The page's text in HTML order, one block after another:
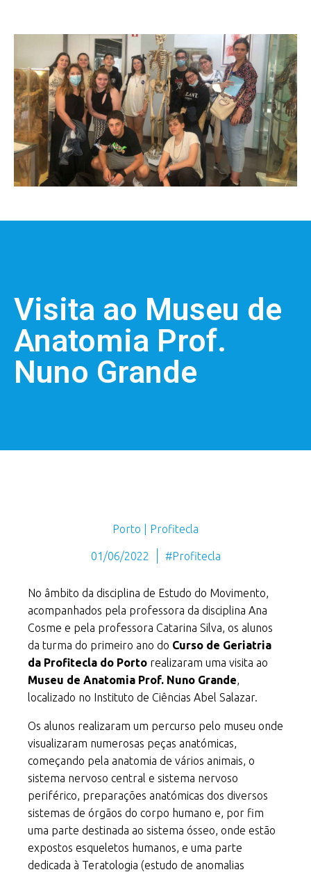
Visita ao Museu de
Anatomia Prof.
Nuno Grande
Porto | Profitecla
01/06/2022 #Profitecla
No âmbito da disciplina de Estudo do Movimento,
acompanhados pela professora da disciplina Ana
Cosme e pela professora Catarina Silva, os alunos
da turma do primeiro ano do Curso de Geriatria
da Profitecla do Porto realizaram uma visita ao
Museu de Anatomia Prof. Nuno Grande,
localizado no Instituto de Ciências Abel Salazar.
Os alunos realizaram um percurso pelo museu onde
visualizaram numerosas peças anatómicas,
começando pela anatomia de vários animais, o
sistema nervoso central e sistema nervoso
periférico, preparações anatómicas dos diversos
sistemas de órgãos do corpo humano e, por fim
uma parte destinada ao sistema ósseo, onde estão
expostos esqueletos humanos, e uma parte
dedicada à Teratologia (estudo de anomalias